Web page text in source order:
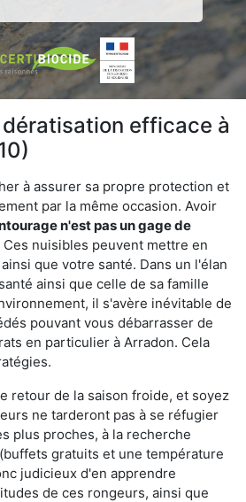
efficace à
à assurer sa propre protection et
par la même occasion. Avoir
n'est pas un gage de
Ces nuisibles peuvent mettre en
que votre santé. Dans un l'élan
ainsi que celle de sa famille
il s'avère inévitable de
pouvant vous débarrasser de
en particulier à Arradon. Cela
retour de la saison froide, et soyez
ne tarderont pas à se réfugier
plus proches, à la recherche
gratuits et une température
judicieux d'en apprendre
de ces rongeurs, ainsi que